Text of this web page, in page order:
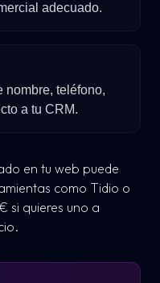
adecuado.
nombre, teléfono,
a tu CRM.
en tu web puede
como Tidio o
si quieres uno a